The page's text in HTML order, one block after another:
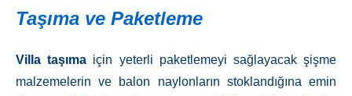
Taşıma ve Paketleme
Villa taşıma için yeterli paketlemeyi sağlayacak şişme
malzemelerin ve balon naylonların stoklandığına emin